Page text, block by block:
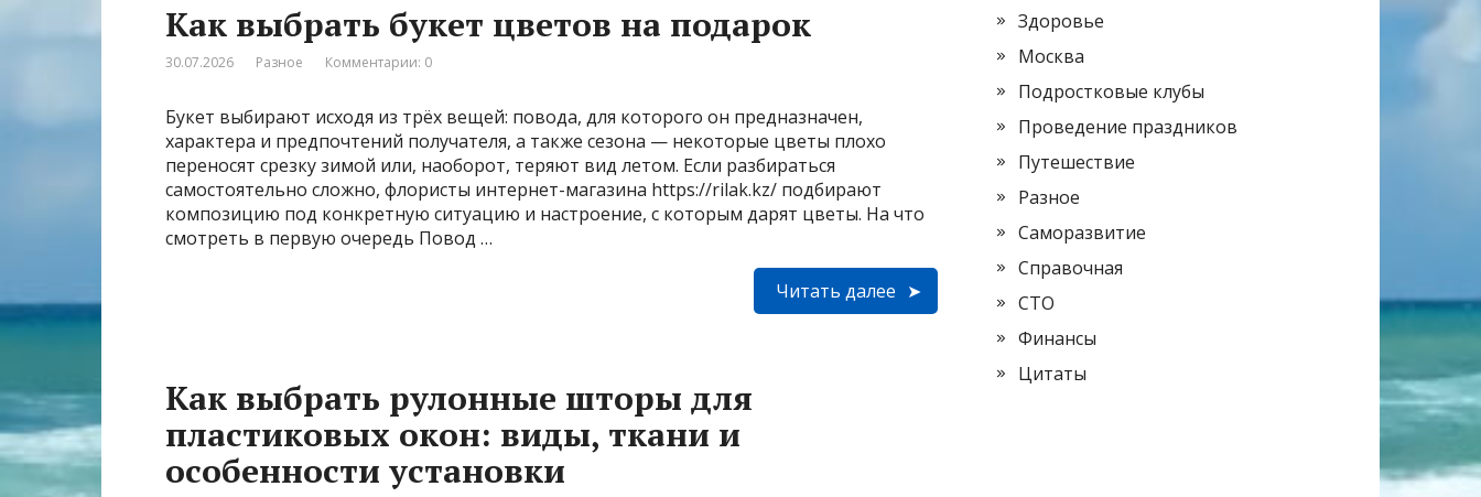
Как выбрать букет цветов на подарок
30.07.2026 Разное Комментарии: 0
Букет выбирают исходя из трёх вещей: повода, для которого он предназначен,
характера и предпочтений получателя, а также сезона — некоторые цветы плохо
переносят срезку зимой или, наоборот, теряют вид летом. Если разбираться
самостоятельно сложно, флористы интернет-магазина https://rilak.kz/ подбирают
композицию под конкретную ситуацию и настроение, с которым дарят цветы. На что
смотреть в первую очередь Повод …
Читать далее
Как выбрать рулонные шторы для
пластиковых окон: виды, ткани и
особенности установки
Здоровье
Москва
Подростковые клубы
Проведение праздников
Путешествие
Разное
Саморазвитие
Справочная
СТО
Финансы
Цитаты